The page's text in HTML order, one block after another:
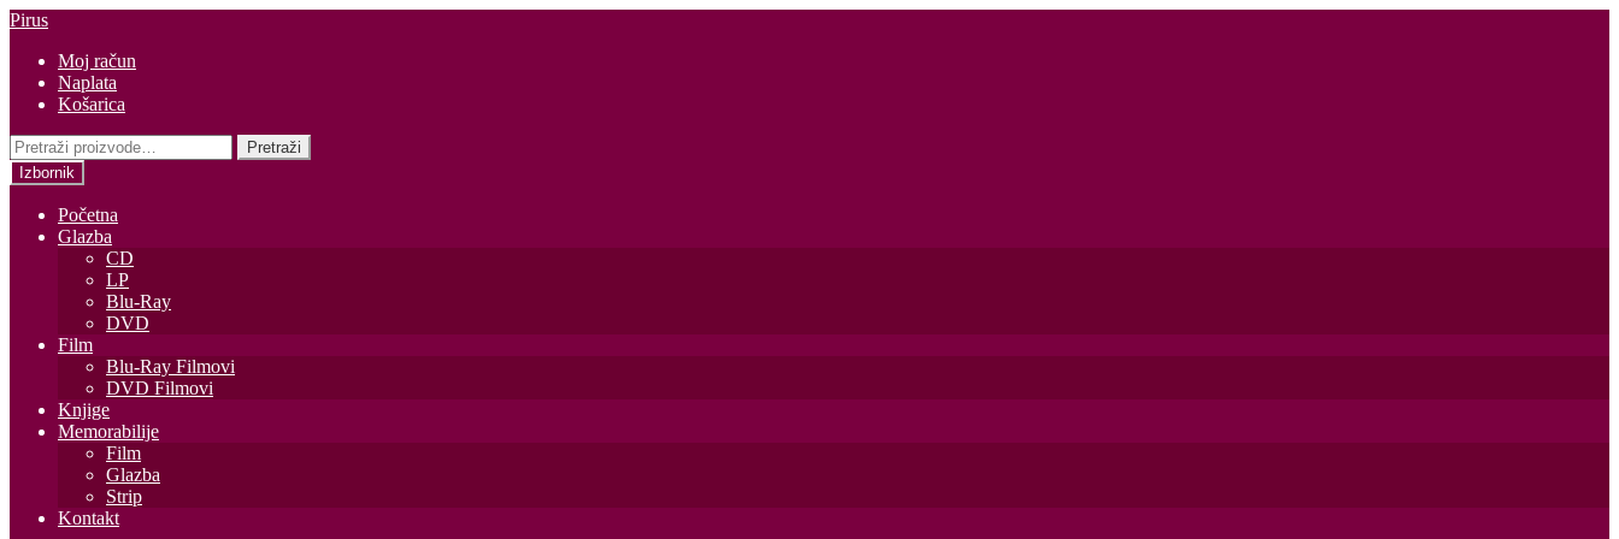
Preskoči
navigaciju
Skoči
sadržaja
Pirus
Moj račun
Naplata
Košarica
Pretraži:
Pretraži
Izbornik
Početna
Glazba
CD
LP
Blu-Ray
DVD
Film
Blu-Ray Filmovi
DVD Filmovi
Knjige
Memorabilije
Film
Glazba
Strip
Kontakt